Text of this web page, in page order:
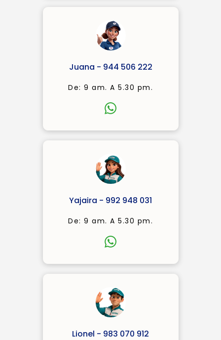
Juana - 944 506 222
De: 9 am. A 5.30 pm.
Yajaira - 992 948 031
De: 9 am. A 5.30 pm.
Lionel - 983 070 912